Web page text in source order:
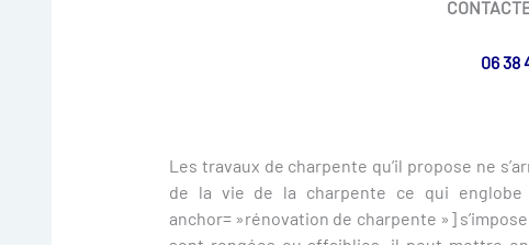
06 38
Les travaux de charpente qu’il propose ne
de la vie de la charpente ce qui
anchor= »rénovation de charpente »]